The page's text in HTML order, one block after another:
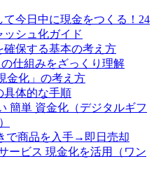
今日中に現金をつくる！24
シュ化ガイド
保する基本の考え方
の仕組みをざっくり理解
金化」の考え方
具体的な手順
簡単 資金化（デジタルギフ
で商品を入手→即日売却
ービス 現金化を活用（ワン